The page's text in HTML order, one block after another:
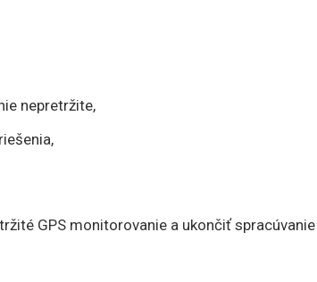
nepretržite,
GPS monitorovanie a ukončiť spracúvanie